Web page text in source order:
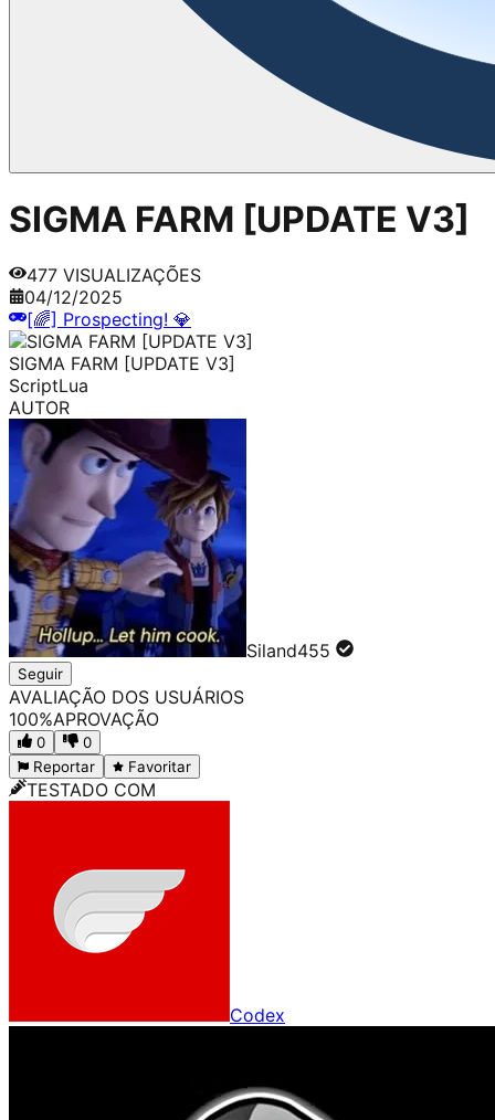
SIGMA FARM [UPDATE V3]
477 VISUALIZAÇÕES
04/12/2025
[🌈] Prospecting! 💎
SIGMA FARM [UPDATE V3]
ScriptLua
AUTOR
Siland455
Seguir
AVALIAÇÃO DOS USUÁRIOS
100%APROVAÇÃO
0
0
Reportar
Favoritar
TESTADO COM
Codex